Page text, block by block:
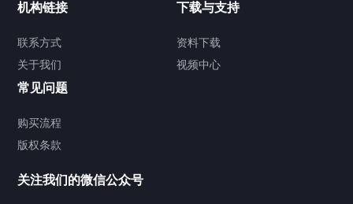
TCU温度控制单元
Chiller气体控温系统
机构链接
联系方式
关于我们
下载与支持
资料下载
视频中心
常见问题
购买流程
版权条款
关注我们的微信公众号